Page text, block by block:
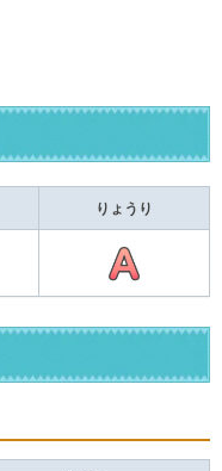
りょうり